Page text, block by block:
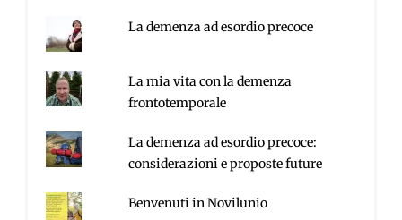
La demenza ad esordio precoce
La mia vita con la demenza
frontotemporale
La demenza ad esordio precoce:
considerazioni e proposte future
Benvenuti in Novilunio